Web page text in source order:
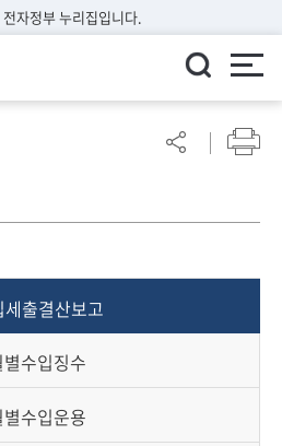
자정부 누리집입니다.
세출결산보고
별수입징수
별수입운용